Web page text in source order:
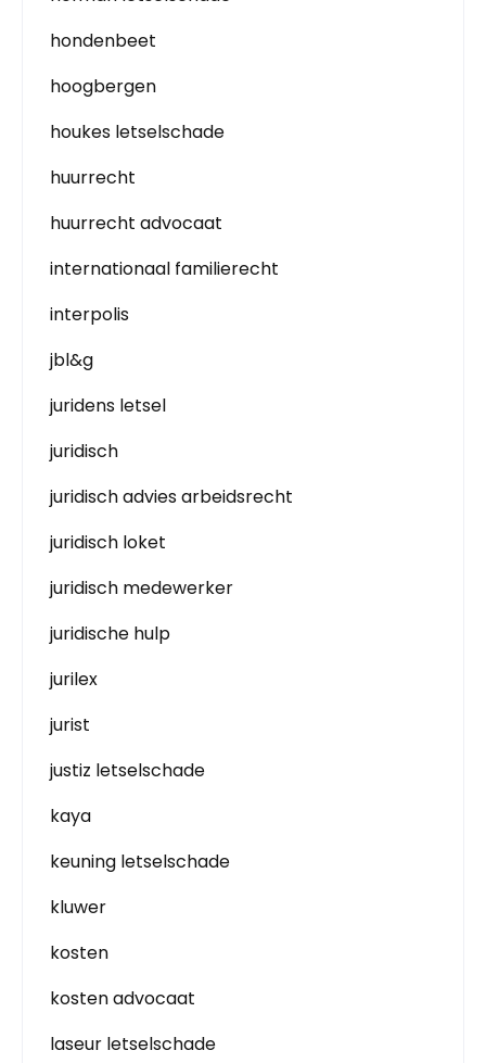
hondenbeet
hoogbergen
houkes letselschade
huurrecht
huurrecht advocaat
internationaal familierecht
interpolis
jbl&g
juridens letsel
juridisch
juridisch advies arbeidsrecht
juridisch loket
juridisch medewerker
juridische hulp
jurilex
jurist
justiz letselschade
kaya
keuning letselschade
kluwer
kosten
kosten advocaat
laseur letselschade